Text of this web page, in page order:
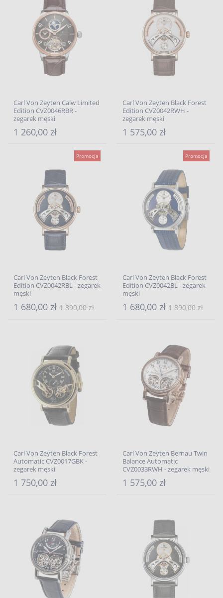
Carl Von Zeyten Calw Limited
Edition CVZ0046RBR -
zegarek męski
1 260,00 zł
Carl Von Zeyten Black Forest
Edition CVZ0042RWH -
zegarek męski
1 575,00 zł
Promocja
Carl Von Zeyten Black Forest
Edition CVZ0042RBL - zegarek
męski
1 680,00 zł 1 890,00 zł
Promocja
Carl Von Zeyten Black Forest
Edition CVZ0042BL - zegarek
męski
1 680,00 zł 1 890,00 zł
Carl Von Zeyten Black Forest
Automatic CVZ0017GBK -
zegarek męski
1 750,00 zł
Carl Von Zeyten Bernau Twin
Balance Automatic
CVZ0033RWH - zegarek męski
1 575,00 zł